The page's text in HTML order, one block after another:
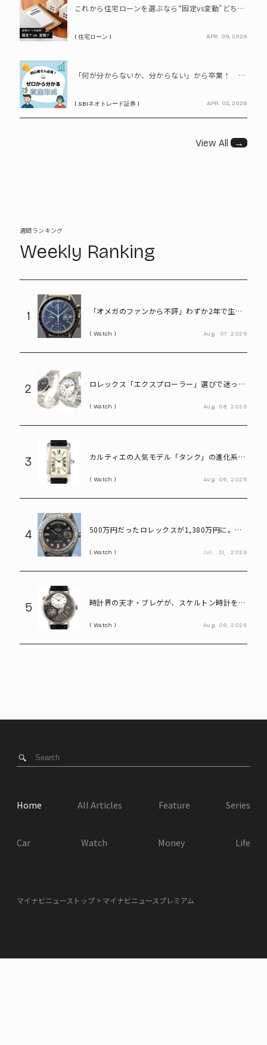
これから住宅ローンを選ぶなら“固定vs変動”どちらが正解? 9割が利用したいと答えた「いま決めなくてもいい」ローンとは!?
( 住宅ローン ) APR. 09, 2026
PR
「何が分からないか、分からない」から卒業！ SBIネオトレード証券で学ぶ、はじめての資産形成
( SBIネオトレード証券 ) APR. 03, 2026
View All →
週間ランキング
Weekly Ranking
1
「オメガのファンから不評」わずか2年で生産
ピードマスター”とは
Watch Aug. 07, 2026
2
ロレックス「エクスプローラー」選びで迷った
Watch Aug. 08, 2026
3
カルティエの人気モデル「タンク」の進化系。
WG」
Watch Aug. 06, 2026
4
500万円だったロレックスが1,380万円に。プ
Watch Jul. 31, 2026
5
時計界の天才・ブレゲが、スケルトン時計を贈
Watch Aug. 06, 2026
Home All Articles Feature Series
Car Watch Money Life
マイナビニューストップ マイナビニュースプレミアム